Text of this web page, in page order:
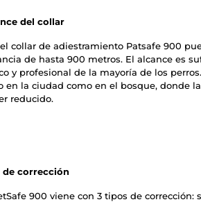
del collar
collar de adiestramiento Patsafe 900
de hasta 900 metros. El alcance es
y profesional de la mayoría de los
en la ciudad como en el bosque, donde
reducido.
de corrección
900 viene con 3 tipos de corrección: